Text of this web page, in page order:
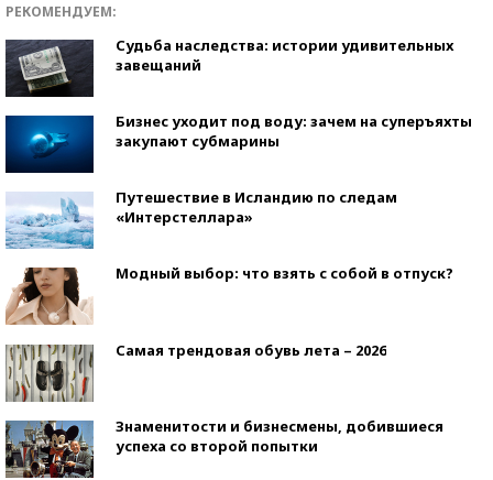
РЕКОМЕНДУЕМ:
Судьба наследства: истории удивительных
завещаний
Бизнес уходит под воду: зачем на суперъяхты
закупают субмарины
Путешествие в Исландию по следам
«Интерстеллара»
Модный выбор: что взять с собой в отпуск?
Самая трендовая обувь лета – 2026
Знаменитости и бизнесмены, добившиеся
успеха со второй попытки